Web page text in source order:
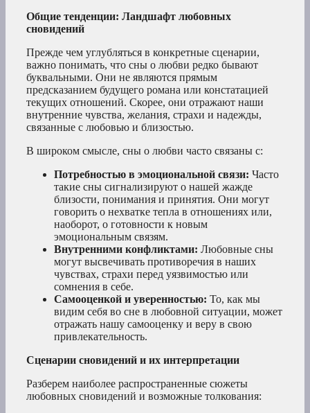
Общие тенденции: Ландшафт любовных
сновидений
Прежде чем углубляться в конкретные сценарии,
важно понимать, что сны о любви редко бывают
буквальными. Они не являются прямым
предсказанием будущего романа или констатацией
текущих отношений. Скорее, они отражают наши
внутренние чувства, желания, страхи и надежды,
связанные с любовью и близостью.
В широком смысле, сны о любви часто связаны с:
Потребностью в эмоциональной связи: Часто
такие сны сигнализируют о нашей жажде
близости, понимания и принятия. Они могут
говорить о нехватке тепла в отношениях или,
наоборот, о готовности к новым
эмоциональным связям.
Внутренними конфликтами: Любовные сны
могут высвечивать противоречия в наших
чувствах, страхи перед уязвимостью или
сомнения в себе.
Самооценкой и уверенностью: То, как мы
видим себя во сне в любовной ситуации, может
отражать нашу самооценку и веру в свою
привлекательность.
Сценарии сновидений и их интерпретации
Разберем наиболее распространенные сюжеты
любовных сновидений и возможные толкования: